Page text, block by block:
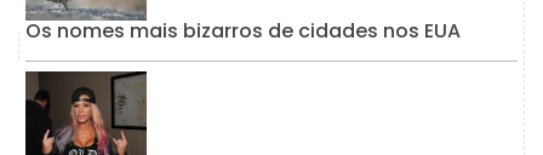
Os nomes mais bizarros de cidades nos EUA